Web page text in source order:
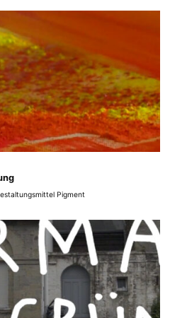
Pigment